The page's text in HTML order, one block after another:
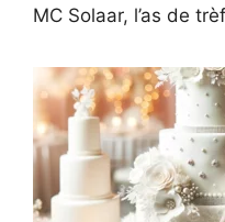
MC Solaar, l’as de